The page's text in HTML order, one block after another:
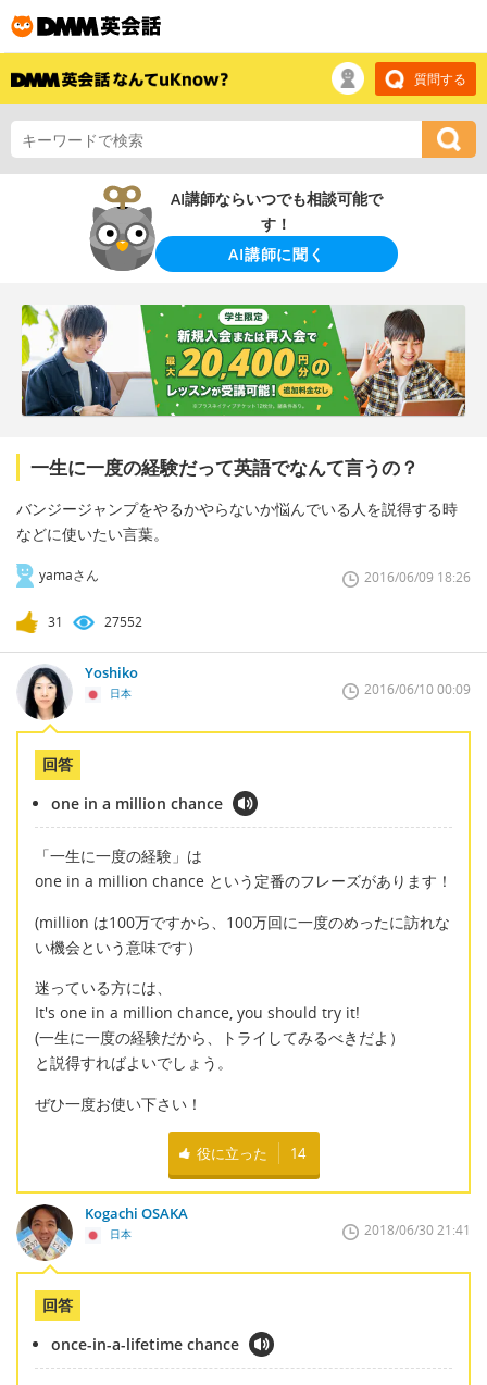
質問する
AI講師ならいつでも相談可能で
す！
AI講師に聞く
一生に一度の経験だって英語でなんて言うの？
バンジージャンプをやるかやらないか悩んでいる人を説得する時
などに使いたい言葉。
yamaさん 2016/06/09 18:26
31 27552
Yoshiko
日本 2016/06/10 00:09
回答
one in a million chance
「一生に一度の経験」は
one in a million chance という定番のフレーズがあります！
(million は100万ですから、100万回に一度のめったに訪れな
い機会という意味です）
迷っている方には、
It's one in a million chance, you should try it!
(一生に一度の経験だから、トライしてみるべきだよ）
と説得すればよいでしょう。
ぜひ一度お使い下さい！
役に立った 14
Kogachi OSAKA
日本 2018/06/30 21:41
回答
once-in-a-lifetime chance